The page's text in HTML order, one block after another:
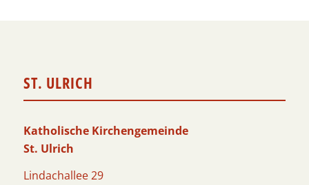
ST. ULRICH
Katholische Kirchengemeinde
St. Ulrich
Lindachallee 29